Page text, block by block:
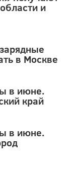
и
в Москве
в июне.
край
в июне.